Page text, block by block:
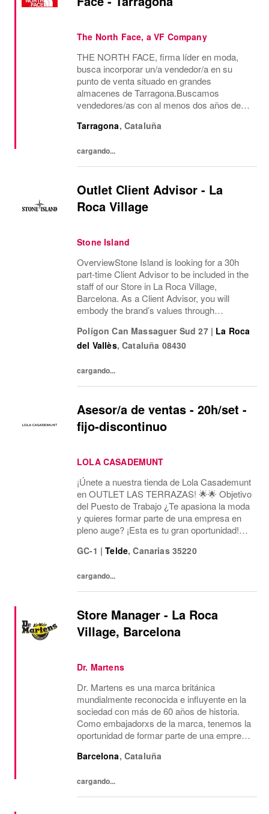
The North Face, a VF Company
THE NORTH FACE, firma líder en moda,
busca incorporar un/a vendedor/a en su
punto de venta situado en grandes
almacenes de Tarragona.Buscamos
vendedores/as con al menos dos años de
de objetivos comerciales, recepción de
Tarragona, Cataluña
cargando...
Outlet Client Advisor - La
Roca Village
Stone Island
OverviewStone Island is looking for a 30h
part-time Client Advisor to be included in the
staff of our Store in La Roca Village,
Barcelona. As a Client Advisor, you will
embody the brand’s values through
communication style and a passion for
delivering exceptional...
Polígon Can Massaguer Sud 27 | La Roca
del Vallès,Cataluña 08430
cargando...
Asesor/a de ventas - 20h/set -
fijo-discontinuo
LOLA CASADEMUNT
¡Únete a nuestra tienda de Lola Casademunt
en OUTLET LAS TERRAZAS! 🌟🌟 Objetivo
del Puesto de Trabajo ¿Te apasiona la moda
y quieres formar parte de una empresa en
pleno auge? ¡Esta es tu gran oportunidad!
para nuestra tienda en Lola Casademunt
GC-1 | Telde,Canarias 35220
cargando...
Store Manager - La Roca
Village, Barcelona
Dr. Martens
Dr. Martens es una marca británica
mundialmente reconocida e influyente en la
sociedad con más de 60 años de historia.
Como embajadorxs de la marca, tenemos la
oportunidad de formar parte de una empresa
personas muy diverso donde cada unx
Barcelona, Cataluña
cargando...